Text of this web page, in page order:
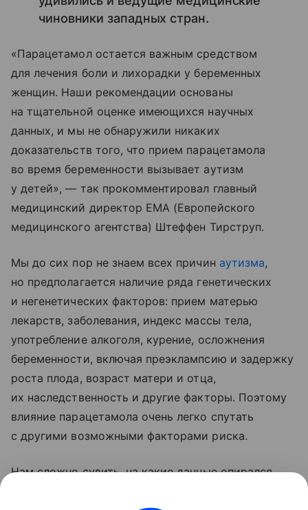
чиновники западных стран.
«Парацетамол остается важным средством
для лечения боли и лихорадки у беременных
женщин. Наши рекомендации основаны
на тщательной оценке имеющихся научных
данных, и мы не обнаружили никаких
доказательств того, что прием парацетамола
во время беременности вызывает аутизм
у детей», — так прокомментировал главный
медицинский директор EMA (Европейского
медицинского агентства) Штеффен Тирструп.
Мы до сих пор не знаем всех причин аутизма,
но предполагается наличие ряда генетических
и негенетических факторов: прием матерью
лекарств, заболевания, индекс массы тела,
употребление алкоголя, курение, осложнения
беременности, включая преэклампсию и задержку
роста плода, возраст матери и отца,
их наследственность и другие факторы. Поэтому
влияние парацетамола очень легко спутать
с другими возможными факторами риска.
Нам сложно судить, на какие данные опирался